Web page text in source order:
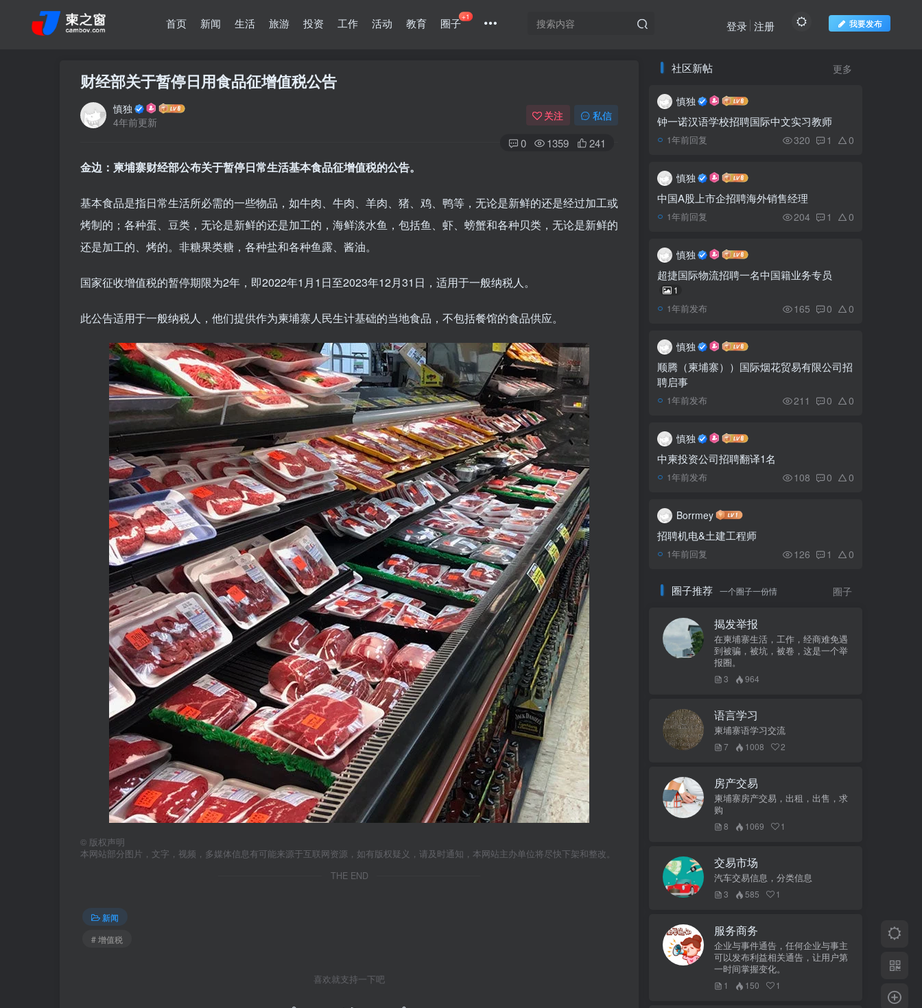
首页 新闻 生活 旅游 投资 工作 活动 教育 圈子+1
我要发布
登录 注册
财经部关于暂停日用食品征增值税公告
慎独
4年前更新
关注 私信
0 1359 241
金边：柬埔寨财经部公布关于暂停日常生活基本食品征增值税的公告。
基本食品是指日常生活所必需的一些物品，如牛肉、牛肉、羊肉、猪、鸡、鸭等，无论是新鲜的还是经过加工或
烤制的；各种蛋、豆类，无论是新鲜的还是加工的，海鲜淡水鱼，包括鱼、虾、螃蟹和各种贝类，无论是新鲜的
还是加工的、烤的。非糖果类糖，各种盐和各种鱼露、酱油。
国家征收增值税的暂停期限为2年，即2022年1月1日至2023年12月31日，适用于一般纳税人。
此公告适用于一般纳税人，他们提供作为柬埔寨人民生计基础的当地食品，不包括餐馆的食品供应。
© 版权声明
本网站部分图片，文字，视频，多媒体信息有可能来源于互联网资源，如有版权疑义，请及时通知，本网站主办单位将尽快下架和整改。
THE END
新闻
# 增值税
喜欢就支持一下吧
推荐阅读
1 韩国富荣集团计划建设国
际职业培训大学
年后才被发现
中国国家主席习近平将展
4
国际足联世界杯抵达柬埔
寨，洪森首相亲吻世界杯
塔、多层次营销定义草案
元旦庆祝活动
社区新帖 更多
慎独
钟一诺汉语学校招聘国际中文实习教师
1年前回复 320 1 0
慎独
中国A股上市企招聘海外销售经理
1年前回复 204 1 0
慎独
超捷国际物流招聘一名中国籍业务专员
1
1年前发布 165 0 0
慎独
顺腾（柬埔寨））国际烟花贸易有限公司招
聘启事
1年前发布 211 0 0
慎独
中柬投资公司招聘翻译1名
1年前发布 108 0 0
Borrmey
招聘机电&土建工程师
1年前回复 126 1 0
圈子推荐 一个圈子一份情 圈子
揭发举报
在柬埔寨生活，工作，经商难免遇
到被骗，被坑，被卷，这是一个举
报圈。
3 964
语言学习
柬埔寨语学习交流
7 1008 2
房产交易
柬埔寨房产交易，出租，出售，求
购
8 1069 1
交易市场
汽车交易信息，分类信息
3 585 1
服务商务
企业与事件通告，任何企业与事主
可以发布利益相关通告，让用户第
一时间掌握变化。
1 150 1